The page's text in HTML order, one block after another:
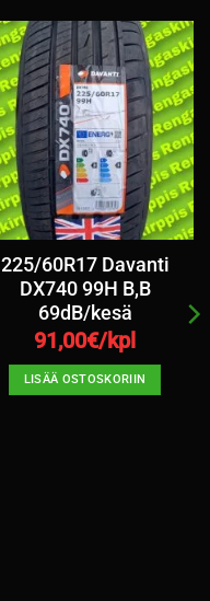
225/60R17 Davanti
DX740 99H B,B
69dB/kesä
91,00€/kpl
LISÄÄ OSTOSKORIIN